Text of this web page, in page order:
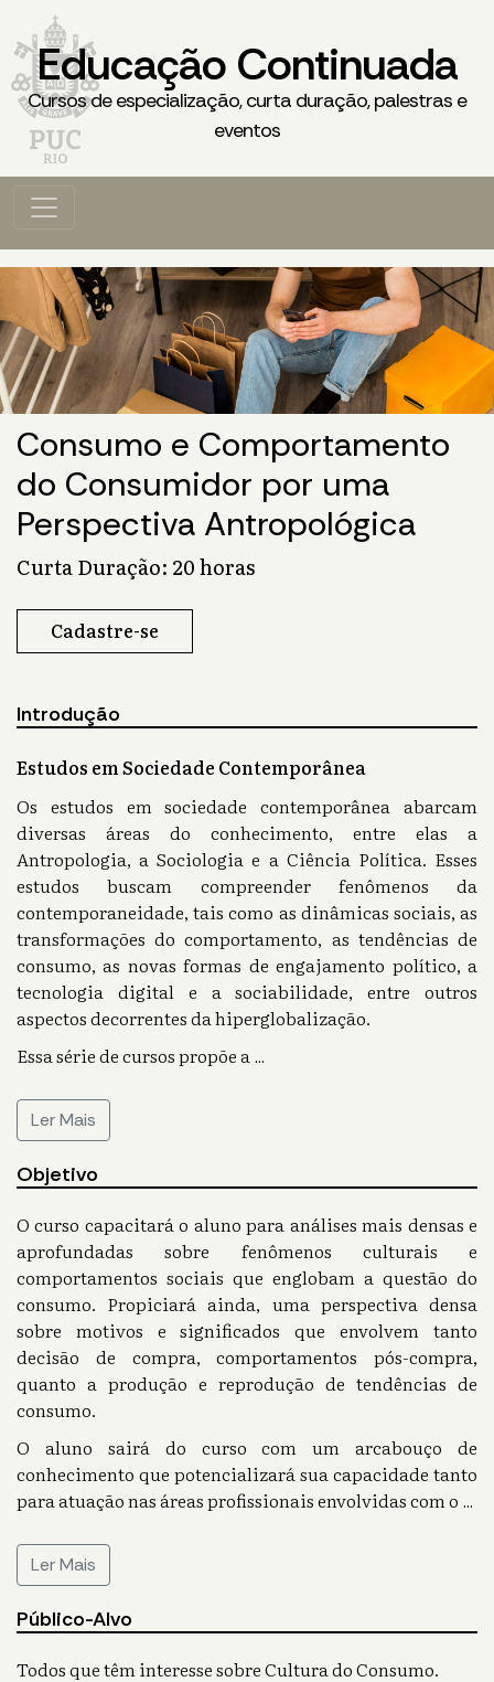
Educação Continuada
Cursos de especialização, curta duração, palestras e
eventos
Consumo e Comportamento
do Consumidor por uma
Perspectiva Antropológica
Curta Duração: 20 horas
Cadastre-se
Introdução
Estudos em Sociedade Contemporânea
Os estudos em sociedade contemporânea abarcam
diversas áreas do conhecimento, entre elas a
Antropologia, a Sociologia e a Ciência Política. Esses
estudos buscam compreender fenômenos da
contemporaneidade, tais como as dinâmicas sociais, as
transformações do comportamento, as tendências de
consumo, as novas formas de engajamento político, a
tecnologia digital e a sociabilidade, entre outros
aspectos decorrentes da hiperglobalização.
Essa série de cursos propõe a...
Ler Mais
Objetivo
O curso capacitará o aluno para análises mais densas e
aprofundadas sobre fenômenos culturais e
comportamentos sociais que englobam a questão do
consumo. Propiciará ainda, uma perspectiva densa
sobre motivos e significados que envolvem tanto
decisão de compra, comportamentos pós-compra,
quanto a produção e reprodução de tendências de
consumo.
O aluno sairá do curso com um arcabouço de
conhecimento que potencializará sua capacidade tanto
para atuação nas áreas profissionais envolvidas com o ...
Ler Mais
Público-Alvo
Todos que têm interesse sobre Cultura do Consumo.